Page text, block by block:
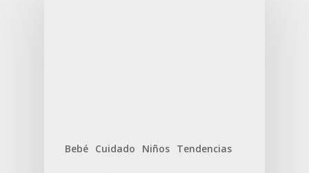
Bebé Cuidado Niños Tendencias